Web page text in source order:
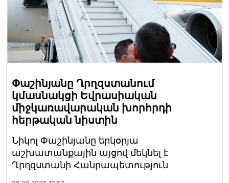
Փաշինյանը Ղրղզստանում
կմասնակցի Եվրասիական
միջկառավարական խորհրդի
հերթական նիստին
Նիկոլ Փաշինյանը երկօրյա
աշխատանքային այցով մեկնել է
Ղրղզստանի Հանրապետություն